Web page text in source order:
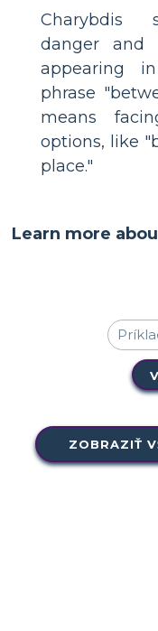
Charybdis
danger and
appearing
phrase
means
options, like
place."
Learn more
ZOBRAZIŤ